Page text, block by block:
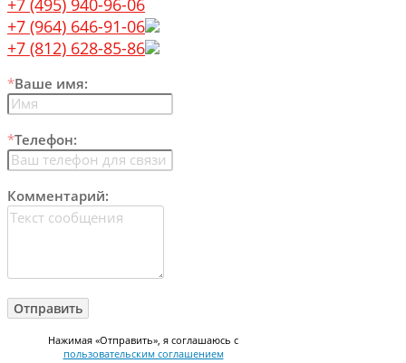
+7 (495) 940-96-06
+7 (964) 646-91-06
+7 (812) 628-85-86
*Ваше имя:
*Телефон:
Комментарий:
Нажимая «Отправить», я соглашаюсь с
пользовательским соглашением